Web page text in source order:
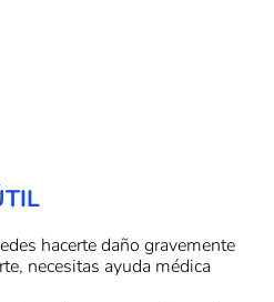
hacerte daño gravemente
necesitas ayuda médica